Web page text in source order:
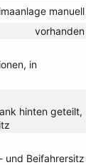
manuell
vorhanden
in
hinten geteilt,
und Beifahrersitz